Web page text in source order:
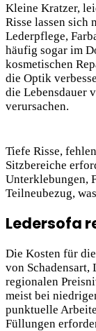
Kleine Kratzer,
Risse lassen sich
Lederpflege,
häufig sogar im
kosmetischen
die Optik
die Lebensdauer
verursachen.
Tiefe Risse,
Sitzbereiche
Unterklebungen,
Teilneubezug,
Ledersofa
Die Kosten für
von Schadensart,
regionalen
meist bei
punktuelle
Füllungen